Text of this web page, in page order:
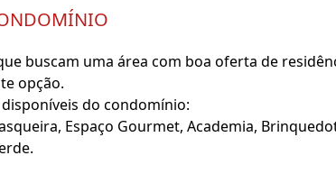
buscam uma área com boa oferta de
opção.
do condomínio:
Espaço Gourmet, Academia,